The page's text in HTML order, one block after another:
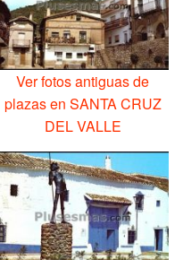
Ver fotos antiguas de
plazas en SANTA CRUZ
DEL VALLE